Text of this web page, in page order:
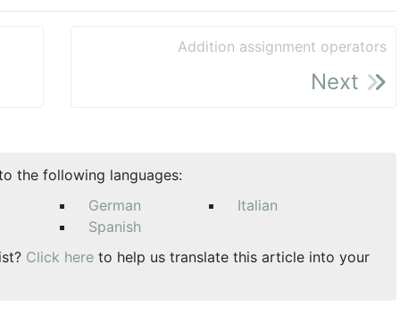
Addition assignment operators
Next
the following languages:
German
Italian
Spanish
Click here to help us translate this article into your